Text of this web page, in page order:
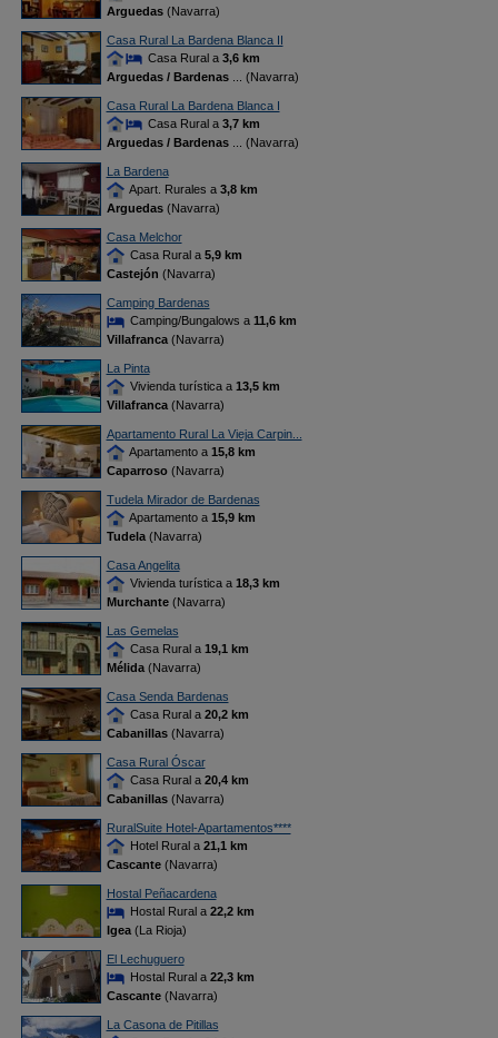
Arguedas(Navarra)
Casa Rural La Bardena Blanca II
Casa Rural a 3,6 km
Arguedas / Bardenas
... (Navarra)
Casa Rural La Bardena Blanca I
Casa Rural a 3,7 km
Arguedas / Bardenas
... (Navarra)
La Bardena
Apart. Rurales a 3,8 km
Arguedas(Navarra)
Casa Melchor
Casa Rural a 5,9 km
Castejón (Navarra)
Camping Bardenas
Camping/Bungalows a 11,6 km
Villafranca(Navarra)
La Pinta
Vivienda turística a 13,5 km
Villafranca(Navarra)
Apartamento Rural La Vieja Carpin...
Apartamento a 15,8 km
Caparroso(Navarra)
Tudela Mirador de Bardenas
Apartamento a 15,9 km
Tudela(Navarra)
Casa Angelita
Vivienda turística a 18,3 km
Murchante(Navarra)
Las Gemelas
Casa Rural a 19,1 km
Mélida(Navarra)
Casa Senda Bardenas
Casa Rural a 20,2 km
Cabanillas(Navarra)
Casa Rural Óscar
Casa Rural a 20,4 km
Cabanillas(Navarra)
RuralSuite Hotel-Apartamentos****
Hotel Rural a 21,1 km
Cascante(Navarra)
Hostal Peñacardena
Hostal Rural a 22,2 km
Igea(La Rioja)
El Lechuguero
Hostal Rural a 22,3 km
Cascante(Navarra)
La Casona de Pitillas